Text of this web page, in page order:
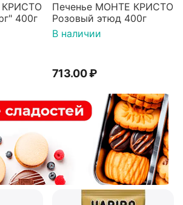
КРИСТО
400г
Печенье МОНТЕ КРИСТО
Розовый этюд 400г
В наличии
713.00₽